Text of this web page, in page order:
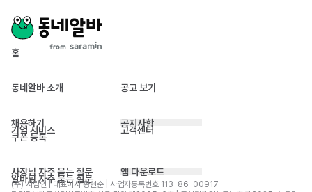
홈
동네알바 소개 공고 보기
채용하기
기업 서비스
쿠폰 등록
공지사항
고객센터
사장님 자주 묻는 질문
알바님 자주 묻는 질문
앱 다운로드
(주) 사람인 | 대표이사 황현순 | 사업자등록번호 113-86-00917